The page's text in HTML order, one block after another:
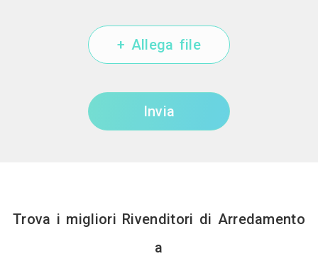
+ Allega file
Invia
Trova i migliori Rivenditori di Arredamento
a